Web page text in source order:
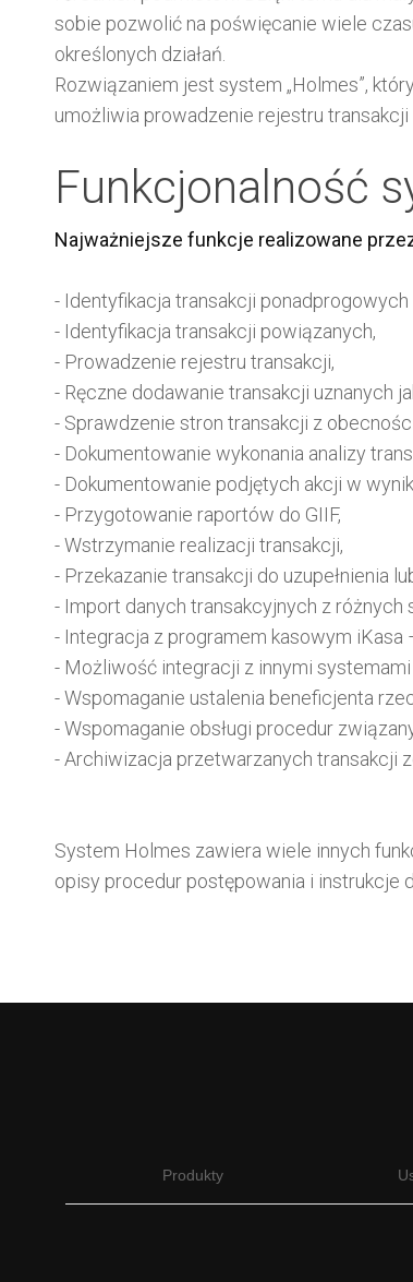
sobie pozwolić na poświęcanie wiele
określonych działań.
Rozwiązaniem jest system „Holmes”,
umożliwia prowadzenie rejestru transakcji
Funkcjonalność
Najważniejsze funkcje realizowane
- Identyfikacja transakcji
- Identyfikacja transakcji powiązanych,
- Prowadzenie rejestru transakcji,
- Ręczne dodawanie transakcji uznanych
- Sprawdzenie stron transakcji z
- Dokumentowanie wykonania analizy
- Dokumentowanie podjętych akcji w
- Przygotowanie raportów do GIIF,
- Wstrzymanie realizacji transakcji,
- Przekazanie transakcji do uzupełnienia
- Import danych transakcyjnych z różnych
- Integracja z programem kasowym iKasa
- Możliwość integracji z innymi
- Wspomaganie ustalenia beneficjenta
- Wspomaganie obsługi procedur
- Archiwizacja przetwarzanych transakcji
System Holmes zawiera wiele innych
opisy procedur postępowania i instrukcje
Produkty